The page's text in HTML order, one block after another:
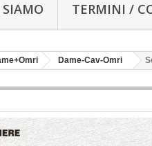
TERMINI /
Dame-Cav-Omri